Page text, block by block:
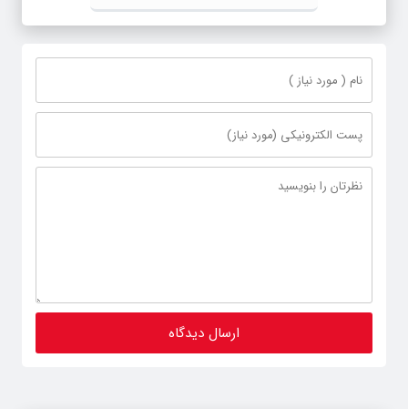
خرده بار